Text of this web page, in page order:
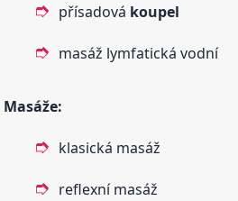
přísadová koupel
masáž lymfatická vodní
Masáže:
klasická masáž
reflexní masáž